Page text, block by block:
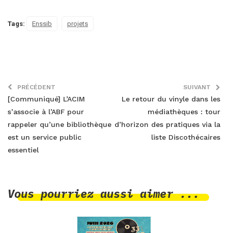
Tags: Enssib projets
PRÉCÉDENT
[Communiqué] L’ACIM
s’associe à l’ABF pour
rappeler qu’une bibliothèque
est un service public
essentiel
SUIVANT
Le retour du vinyle dans les
médiathèques : tour
d’horizon des pratiques via la
liste Discothécaires
Vous pourriez aussi aimer ...